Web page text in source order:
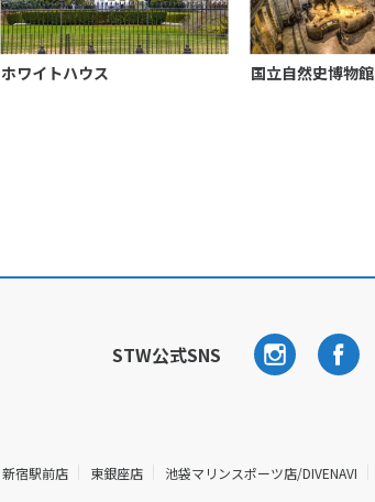
ホワイトハウス 国立自然史博物館
STW公式SNS
新宿駅前店 東銀座店 池袋マリンスポーツ店/DIVENAVI